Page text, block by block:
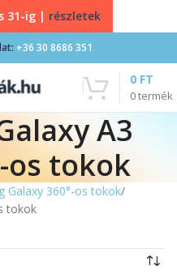
+36 30 8686 351
0termék
0 FT
A3
os tokok
Galaxy 360°-os tokok
tokok
31-ig | részletek